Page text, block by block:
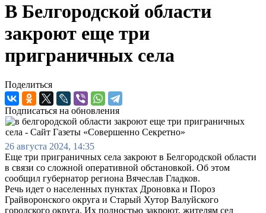
В Белгородской области
закроют еще три
приграничных села
Поделиться
Подписаться на обновления
26 августа 2024, 14:35
Еще три приграничных села закроют в Белгородской области
в связи со сложной оперативной обстановкой. Об этом
сообщил губернатор региона Вячеслав Гладков.
Речь идет о населенных пунктах Дроновка и Пороз
Грайворонского округа и Старый Хутор Валуйского
городского округа. Их полностью закроют, жителям сел